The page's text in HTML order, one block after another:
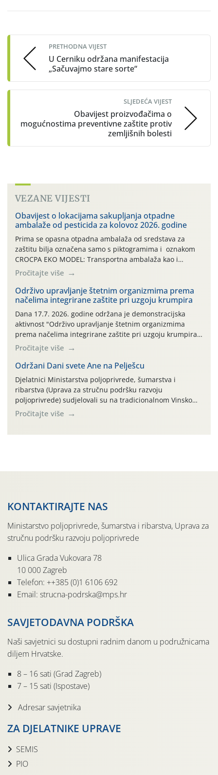
navigation
PRETHODNA VIJEST
U Cerniku održana manifestacija
„Sačuvajmo stare sorte“
SLJEDEĆA VIJEST
Obavijest proizvođačima o
mogućnostima preventivne zaštite protiv
zemljišnih bolesti
VEZANE VIJESTI
Obavijest o lokacijama sakupljanja otpadne
ambalaže od pesticida za kolovoz 2026. godine
Prima se opasna otpadna ambalaža od sredstava za
zaštitu bilja označena samo s piktogramima i oznakom
CROCPA EKO MODEL: Transportna ambalaža kao i
ambalaža drugih proizvoda koji nisu sredstva za zaštitu
bilja (npr. ambalaža od mineralnih gnojiva,) se ne
prihvaća. Korisnicima je osiguran besplatni povrat
prazne ambalaže isključivo ovih tvrtki: AGROCHEM-MAKS,
AGRONOM, ALBAUGH TKI* (PINUS […]
Pročitajte više
Održivo upravljanje štetnim organizmima prema
načelima integrirane zaštite pri uzgoju krumpira
Dana 17.7. 2026. godine održana je demonstracijska
aktivnost "Održivo upravljanje štetnim organizmima
prema načelima integrirane zaštite pri uzgoju krumpira"
na pokusnom polju "Poredje", kraj naselja Belica (ARKOD
parcela ID 2445031) (središnji dio Međimurske županije).
Pročitajte više
Održani Dani svete Ane na Pelješcu
Djelatnici Ministarstva poljoprivrede, šumarstva i
ribarstva (Uprava za stručnu podršku razvoju
poljoprivrede) sudjelovali su na tradicionalnom Vinskom
forumu, održanom 24.07.2026. godine u Domu vinarske
tradicije u Putnikovićima na poluotoku Pelješcu, u
Pročitajte više
KONTAKTIRAJTE NAS
Ministarstvo poljoprivrede, šumarstva i ribarstva, Uprava za
stručnu podršku razvoju poljoprivrede
Ulica Grada Vukovara 78
10 000 Zagreb
Telefon: ++385 (0)1 6106 692
Email: strucna-podrska@mps.hr
SAVJETODAVNA PODRŠKA
Naši savjetnici su dostupni radnim danom u podružnicama
diljem Hrvatske.
8 – 16 sati (Grad Zagreb)
7 – 15 sati (Ispostave)
Adresar savjetnika
ZA DJELATNIKE UPRAVE
SEMIS
PIO